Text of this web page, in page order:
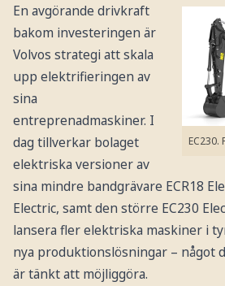
EC230.
En avgörande drivkraft
bakom investeringen är
Volvos strategi att skala
upp elektrifieringen av
sina
entreprenadmaskiner. I
dag tillverkar bolaget
elektriska versioner av
sina mindre bandgrävare ECR18
Electric, samt den större EC230
lansera fler elektriska maskiner i
nya produktionslösningar – något
är tänkt att möjliggöra.